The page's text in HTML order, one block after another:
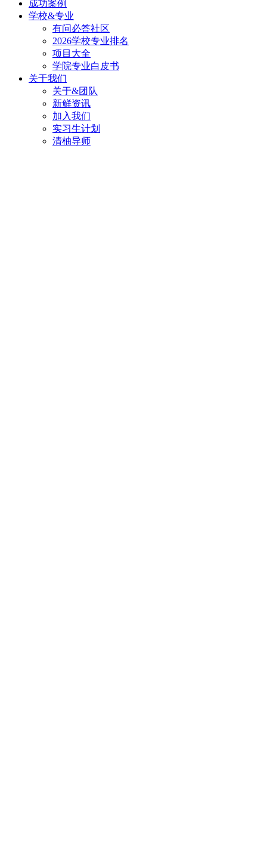
成功案例
学校&专业
有问必答社区
2026学校专业排名
项目大全
学院专业白皮书
关于我们
关于&团队
新鲜资讯
加入我们
实习生计划
清柚导师